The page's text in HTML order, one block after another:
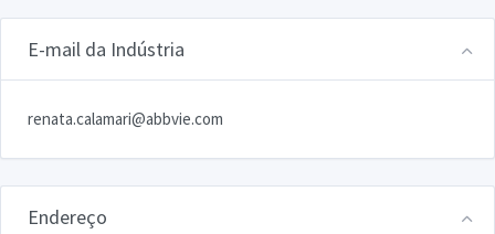
E-mail da Indústria
renata.calamari@abbvie.com
Endereço